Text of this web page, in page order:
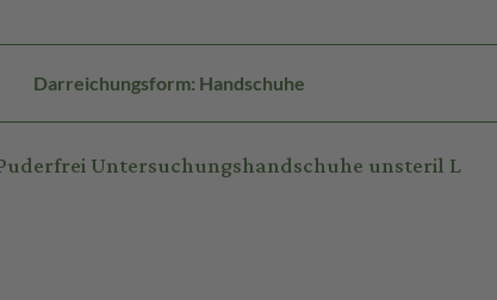
Darreichungsform: Handschuhe
Untersuchungshandschuhe unsteril L